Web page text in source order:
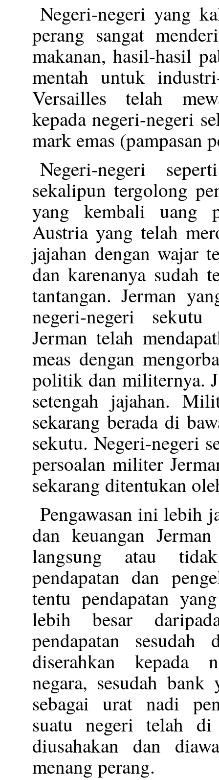
Negeri-negeri yang
perang sangat
makanan, hasil-hasil
mentah untuk
Versailles telah
kepada negeri-negeri
mark emas (pampasan
Negeri-negeri
sekalipun tergolong
yang kembali uang
Austria yang telah
jajahan dengan wajar
dan karenanya sudah
tantangan. Jerman
negeri-negeri
Jerman telah
meas dengan
politik dan militernya.
setengah jajahan.
sekarang berada di
sekutu. Negeri-negeri
persoalan militer
sekarang ditentukan
Pengawasan ini lebih
dan keuangan
langsung atau
pendapatan dan
tentu pendapatan
lebih besar
pendapatan sesudah
diserahkan kepada
negara, sesudah
sebagai urat nadi
suatu negeri telah di
diusahakan dan
menang perang.